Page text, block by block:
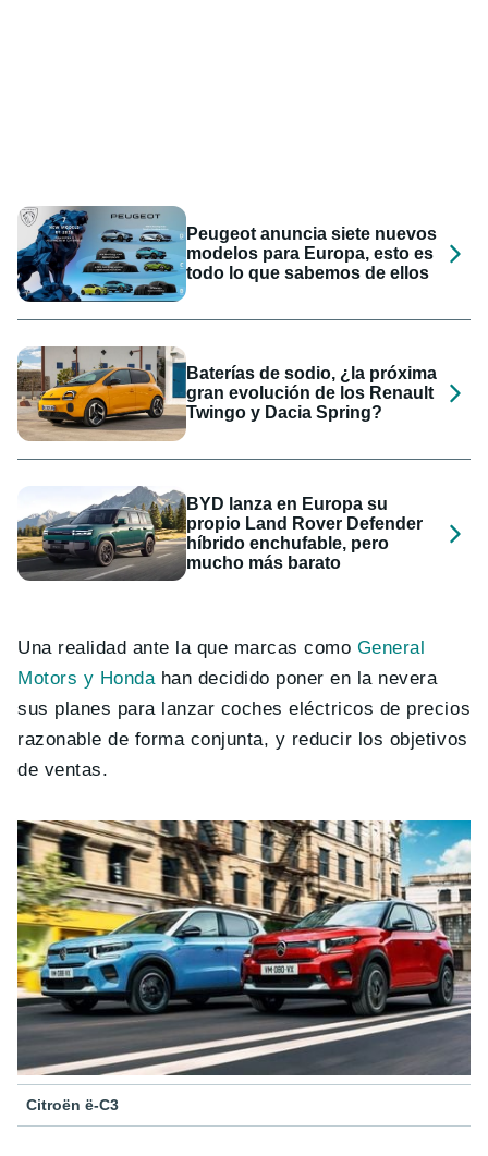
Peugeot anuncia siete nuevos
modelos para Europa, esto es
todo lo que sabemos de ellos
Baterías de sodio, ¿la próxima
gran evolución de los Renault
Twingo y Dacia Spring?
BYD lanza en Europa su
propio Land Rover Defender
híbrido enchufable, pero
mucho más barato
Una realidad ante la que marcas como General
Motors y Hondahan decidido poner en la nevera
sus planes para lanzar coches eléctricos de precios
razonable de forma conjunta, y reducir los objetivos
de ventas.
Citroën ë-C3